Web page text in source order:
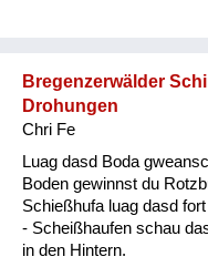
Bregenzerwälder
Drohungen
Chri Fe
Luag dasd Boda
Boden gewinnst du
Schießhufa luag dasd
- Scheißhaufen schau
in den Hintern.